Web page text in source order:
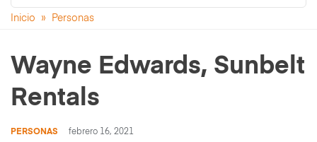
Inicio » Personas
Wayne Edwards, Sunbelt
Rentals
PERSONAS febrero 16, 2021